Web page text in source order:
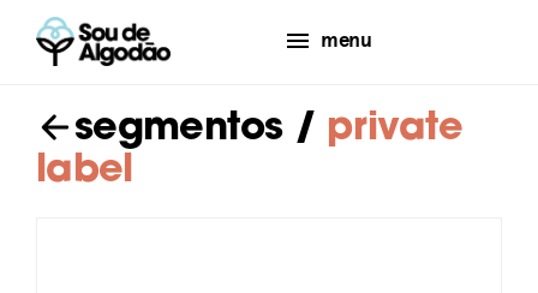
menu
segmentos/ private
label